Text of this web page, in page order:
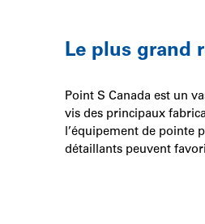
Le plus grand
Point S Canada est un
vis des principaux
l’équipement de pointe
détaillants peuvent